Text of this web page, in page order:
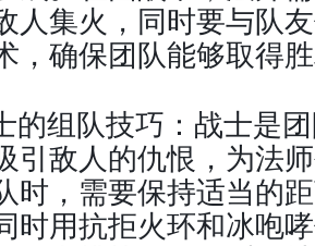
人集火，同时要与队
，确保团队能够取得
的组队技巧：战士是
引敌人的仇恨，为法
时，需要保持适当的
时用抗拒火环和冰咆